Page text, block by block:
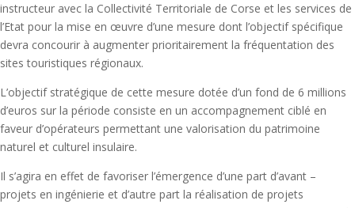
instructeur avec la Collectivité Territoriale de Corse et les services de
l’Etat pour la mise en œuvre d’une mesure dont l’objectif spécifique
devra concourir à augmenter prioritairement la fréquentation des
sites touristiques régionaux.
L’objectif stratégique de cette mesure dotée d’un fond de 6 millions
d’euros sur la période consiste en un accompagnement ciblé en
faveur d’opérateurs permettant une valorisation du patrimoine
naturel et culturel insulaire.
Il s’agira en effet de favoriser l’émergence d’une part d’avant –
projets en ingénierie et d’autre part la réalisation de projets